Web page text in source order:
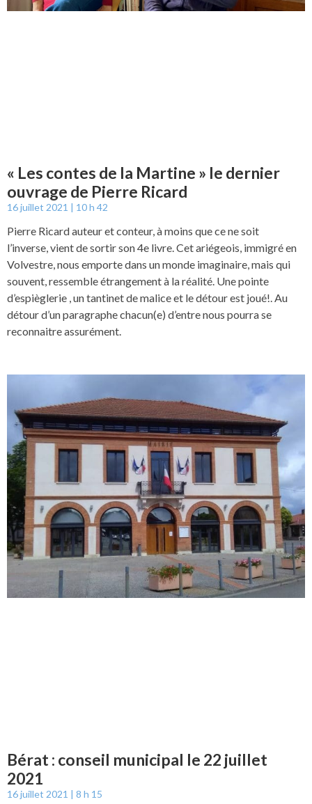
« Les contes de la Martine » le dernier
ouvrage de Pierre Ricard
16 juillet 2021 10 h 42
Pierre Ricard auteur et conteur, à moins que ce ne soit
l’inverse, vient de sortir son 4e livre. Cet ariégeois, immigré en
Volvestre, nous emporte dans un monde imaginaire, mais qui
souvent, ressemble étrangement à la réalité. Une pointe
d’espièglerie , un tantinet de malice et le détour est joué!. Au
détour d’un paragraphe chacun(e) d’entre nous pourra se
reconnaitre assurément.
Bérat : conseil municipal le 22 juillet
2021
16 juillet 2021 8 h 15